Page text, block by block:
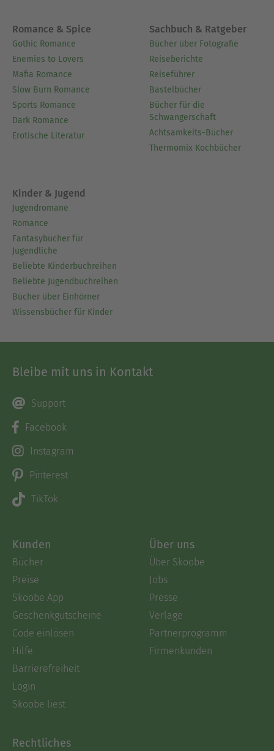
Romance & Spice
Gothic Romance
Enemies to Lovers
Mafia Romance
Slow Burn Romance
Sports Romance
Dark Romance
Erotische Literatur
Sachbuch & Ratgeber
Bücher über Fotografie
Reiseberichte
Reiseführer
Bastelbücher
Bücher für die
Schwangerschaft
Achtsamkeits-Bücher
Thermomix Kochbücher
Kinder & Jugend
Jugendromane
Romance
Fantasybücher für
Jugendliche
Beliebte Kinderbuchreihen
Beliebte Jugendbuchreihen
Bücher über Einhörner
Wissensbücher für Kinder
Bleibe mit uns in Kontakt
Support
Facebook
Instagram
Pinterest
TikTok
Kunden
Bücher
Preise
Skoobe App
Geschenkgutscheine
Code einlösen
Hilfe
Barrierefreiheit
Login
Skoobe liest
Über uns
Über Skoobe
Jobs
Presse
Verlage
Partnerprogramm
Firmenkunden
Rechtliches